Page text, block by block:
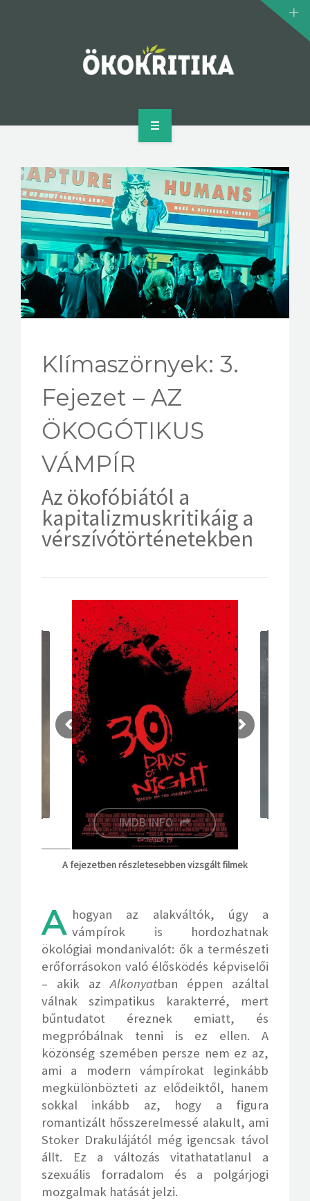
MI AZ ÖKOKRITIKA?
KLÍMASZÖRNYEK
BIOMOZI
SZERZŐ
KAPCSOLAT
Klímaszörnyek: 3.
Fejezet – AZ
ÖKOGÓTIKUS
VÁMPÍR
Az ökofóbiától a
kapitalizmuskritikáig a
vérszívótörténetekben
IMDB INFO
A fejezetben részletesebben vizsgált filmek
A hogyan az alakváltók, úgy a
vámpírok is hordozhatnak
ökológiai mondanivalót: ők a természeti
erőforrásokon való élősködés képviselői
– akik azAlkonyatban éppen azáltal
válnak szimpatikus karakterré, mert
bűntudatot éreznek emiatt, és
megpróbálnak tenni is ez ellen. A
közönség szemében persze nem ez az,
ami a modern vámpírokat leginkább
megkülönbözteti az elődeiktől, hanem
sokkal inkább az, hogy a figura
romantizált hősszerelmessé alakult, ami
Stoker Drakulájától még igencsak távol
állt. Ez a változás vitathatatlanul a
szexuális forradalom és a polgárjogi
mozgalmak hatását jelzi.